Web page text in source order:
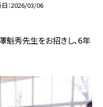
2026/03/06
魁秀先生をお招きし、6年